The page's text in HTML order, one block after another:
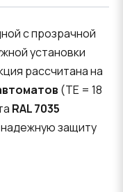
с прозрачной
установки
рассчитана на
(TE = 18
RAL 7035
защиту